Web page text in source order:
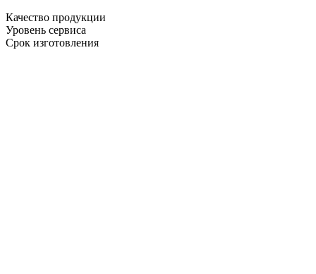
Качество продукции
Уровень сервиса
Срок изготовления